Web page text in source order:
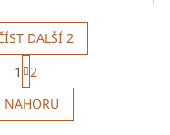
O
v
l
DALŠÍ 2
S
t
r
á
n
1
2
NAHORU